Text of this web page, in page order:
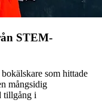
STEM-
som hittade
mångsidig
tillgång i